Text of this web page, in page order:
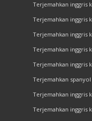
Terjemahkan inggris
Terjemahkan inggris
Terjemahkan inggris
Terjemahkan inggris
Terjemahkan inggris
Terjemahkan
Terjemahkan inggris
Terjemahkan inggris